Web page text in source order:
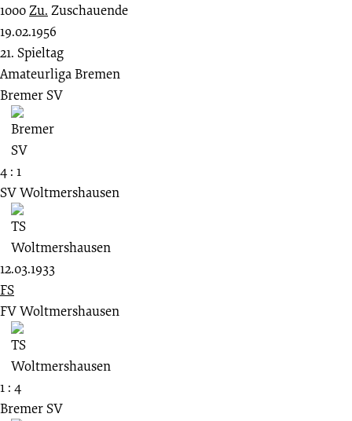
1000Zu. Zuschauende
19.02.1956
21. Spieltag
Amateurliga Bremen
Bremer SV
4 : 1
SV Woltmershausen
12.03.1933
FS
FV Woltmershausen
1 : 4
Bremer SV